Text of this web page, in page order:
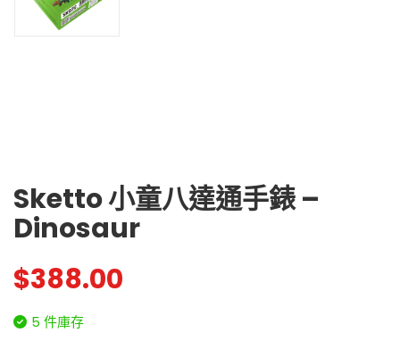
Sketto 小童八達通手錶 –
Dinosaur
$388.00
5 件庫存